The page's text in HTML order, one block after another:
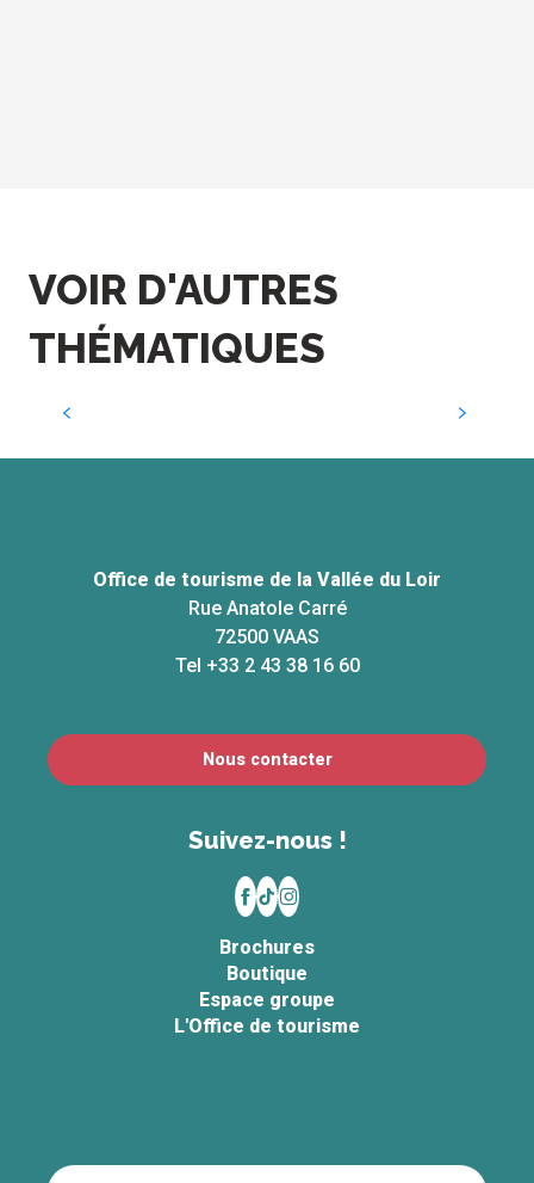
VOIR D'AUTRES
THÉMATIQUES
Office de tourisme de la Vallée du Loir
Rue Anatole Carré
72500 VAAS
Tel +33 2 43 38 16 60
Nous contacter
Suivez-nous !
Brochures
Boutique
Espace groupe
L'Office de tourisme